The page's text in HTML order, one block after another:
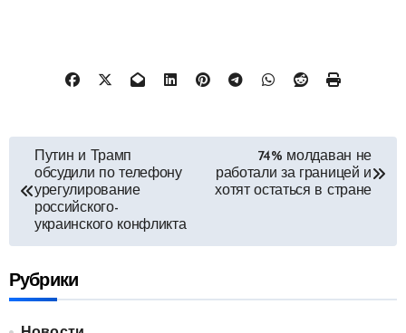
Навигация
по
записям
Путин и Трамп
обсудили по телефону
урегулирование
российского-
украинского конфликта
74% молдаван не
работали за границей и
хотят остаться в стране
Рубрики